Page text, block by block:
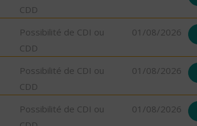
CDD
Possibilité de CDI ou
CDD
01/08/2026
Possibilité de CDI ou
CDD
01/08/2026
Possibilité de CDI ou
01/08/2026